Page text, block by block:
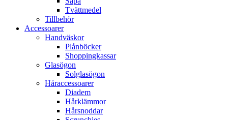
Tvättmedel
Tillbehör
Accessoarer
Handväskor
Plånböcker
Shoppingkassar
Glasögon
Solglasögon
Håraccessoarer
Diadem
Hårklämmor
Hårsnoddar